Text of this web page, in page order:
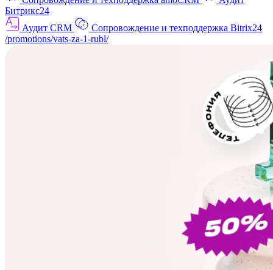
Битрикс24
Аудит CRM
Сопровождение и техподдержка Bitrix24
/promotions/vats-za-1-rubl/